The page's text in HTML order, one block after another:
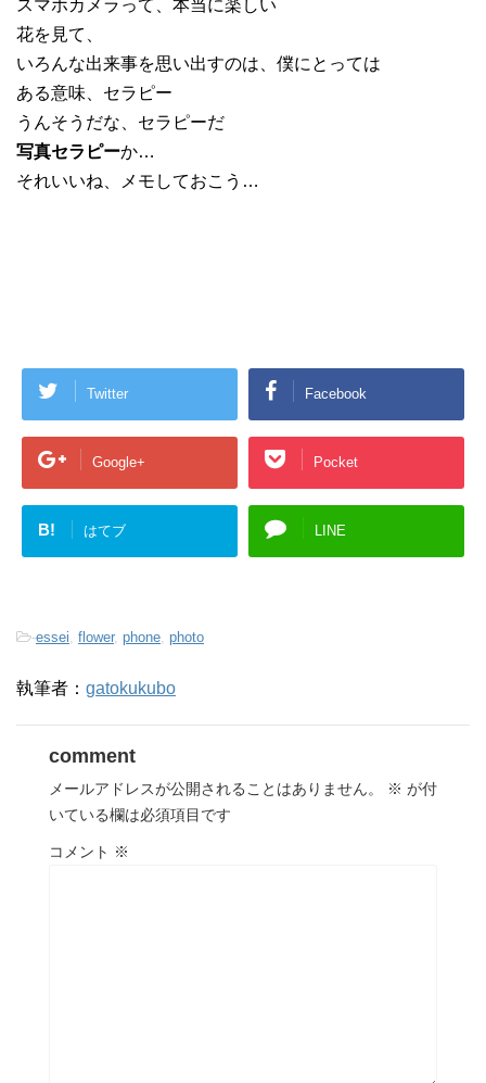
スマホカメラって、本当に楽しい
花を見て、
いろんな出来事を思い出すのは、僕にとっては
ある意味、セラピー
うんそうだな、セラピーだ
写真セラピーか…
それいいね、メモしておこう…
Twitter Facebook
Google+ Pocket
B! はてブ LINE
-essei flower, phone photo
執筆者： gatokukubo
comment
メールアドレスが公開されることはありません。 ※ が付
いている欄は必須項目です
コメント ※